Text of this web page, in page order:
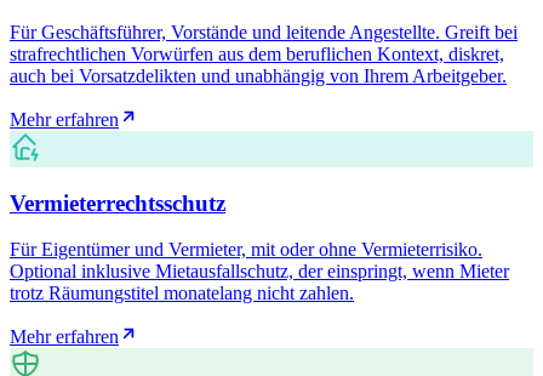
Für Geschäftsführer, Vorstände und leitende Angestellte. Greift bei
strafrechtlichen Vorwürfen aus dem beruflichen Kontext, diskret,
auch bei Vorsatzdelikten und unabhängig von Ihrem Arbeitgeber.
Mehr erfahren
Vermieterrechtsschutz
Für Eigentümer und Vermieter, mit oder ohne Vermieterrisiko.
Optional inklusive Mietausfallschutz, der einspringt, wenn Mieter
trotz Räumungstitel monatelang nicht zahlen.
Mehr erfahren